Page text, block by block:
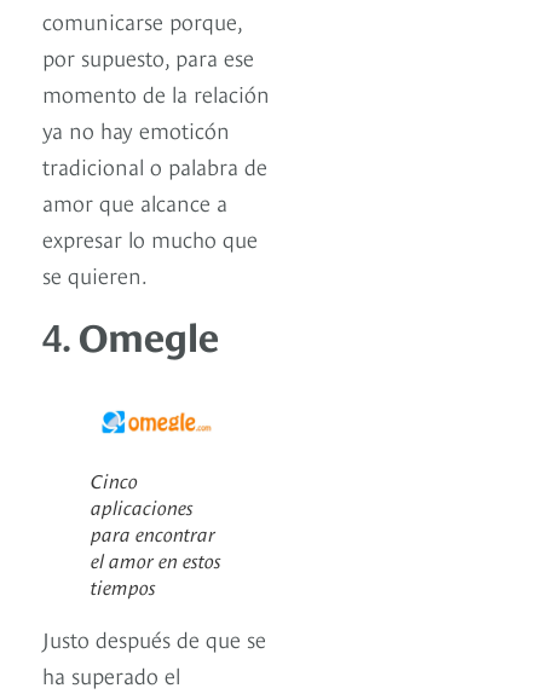
comunicarse porque,
por supuesto, para ese
momento de la relación
ya no hay emoticón
tradicional o palabra de
amor que alcance a
expresar lo mucho que
se quieren.
4.Omegle
Cinco
aplicaciones
para encontrar
el amor en estos
tiempos
Justo después de que se
ha superado el